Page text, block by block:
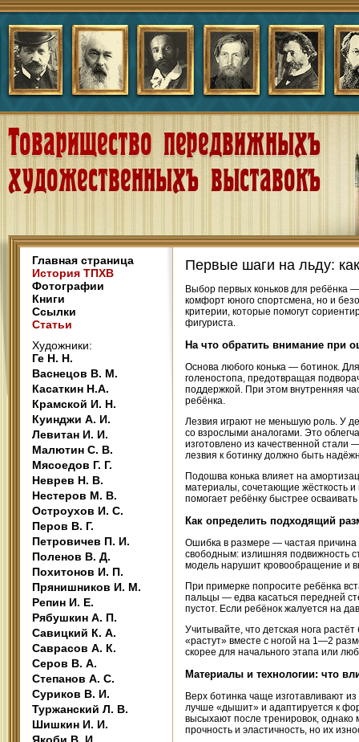
Главная страница
История ТПХВ
Фотографии
Книги
Ссылки
Статьи
Художники:
Ге Н. Н.
Васнецов В. М.
Касаткин Н.А.
Крамской И. Н.
Куинджи А. И.
Левитан И. И.
Малютин С. В.
Мясоедов Г. Г.
Неврев Н. В.
Нестеров М. В.
Остроухов И. С.
Перов В. Г.
Петровичев П. И.
Поленов В. Д.
Похитонов И. П.
Прянишников И. М.
Репин И. Е.
Рябушкин А. П.
Савицкий К. А.
Саврасов А. К.
Серов В. А.
Степанов А. С.
Суриков В. И.
Туржанский Л. В.
Шишкин И. И.
Первые шаги на льду:
Выбор первых коньков для ребёнка
комфорт юного спортсмена, но и
критерии, которые помогут
фигуриста.
На что обратить внимание при
Основа любого конька — ботинок.
голеностопа, предотвращая
поддержкой. При этом внутренняя
ребёнка.
Лезвия играют не меньшую роль. У
со взрослыми аналогами. Это
изготовлено из качественной
лезвия к ботинку должно быть
Подошва конька влияет на
материалы, сочетающие жёсткость и
помогает ребёнку быстрее
Как определить подходящий
Ошибка в размере — частая причина
свободным: излишняя подвижность
модель нарушит кровообращение и
При примерке попросите ребёнка
пальцы — едва касаться передней
пустот. Если ребёнок жалуется на
Учитывайте, что детская нога
«растут» вместе с ногой на 1—2
скорее для начального этапа или
Материалы и технологии: что
Верх ботинка чаще изготавливают
лучше «дышит» и адаптируется к
высыхают после тренировок, однако
прочность и эластичность, но их